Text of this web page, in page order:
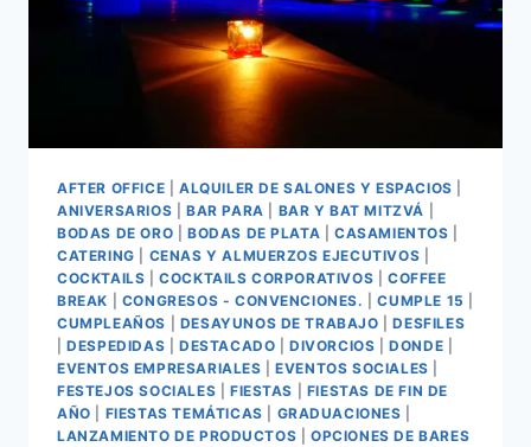
AFTER OFFICE ALQUILER DE SALONES Y ESPACIOS
ANIVERSARIOS
BAR PARA BAR Y BAT MITZVÁ
BODAS DE ORO
BODAS DE PLATA |CASAMIENTOS
CATERING
CENAS Y ALMUERZOS EJECUTIVOS
COCKTAILS |COCKTAILS CORPORATIVOS |COFFEE
BREAK
CONGRESOS - CONVENCIONES. |CUMPLE 15
CUMPLEAÑOS
DESAYUNOS DE TRABAJO |DESFILES
|DESPEDIDAS DESTACADO |DIVORCIOS |DONDE
EVENTOS EMPRESARIALES |EVENTOS SOCIALES
FESTEJOS SOCIALES
FIESTAS
FIESTAS DE FIN DE
AÑO
FIESTAS TEMÁTICAS GRADUACIONES
LANZAMIENTO DE PRODUCTOS |OPCIONES DE BARES